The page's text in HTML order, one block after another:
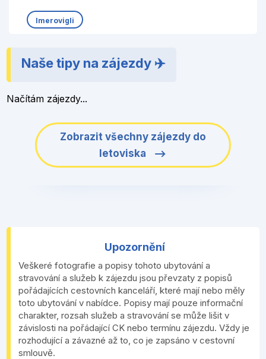
Imerovigli
Naše tipy na zájezdy ✈️
Načítám zájezdy...
Zobrazit všechny zájezdy do
letoviska
Upozornění
Veškeré fotografie a popisy tohoto ubytování a
stravování a služeb k zájezdu jsou převzaty z popisů
pořádajících cestovních kanceláří, které mají nebo měly
toto ubytování v nabídce. Popisy mají pouze informační
charakter, rozsah služeb a stravování se může lišit v
závislosti na pořádající CK nebo termínu zájezdu. Vždy je
rozhodující a závazné až to, co je zapsáno v cestovní
smlouvě.